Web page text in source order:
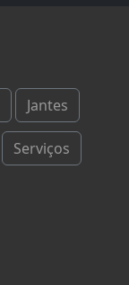
Jantes
Serviços